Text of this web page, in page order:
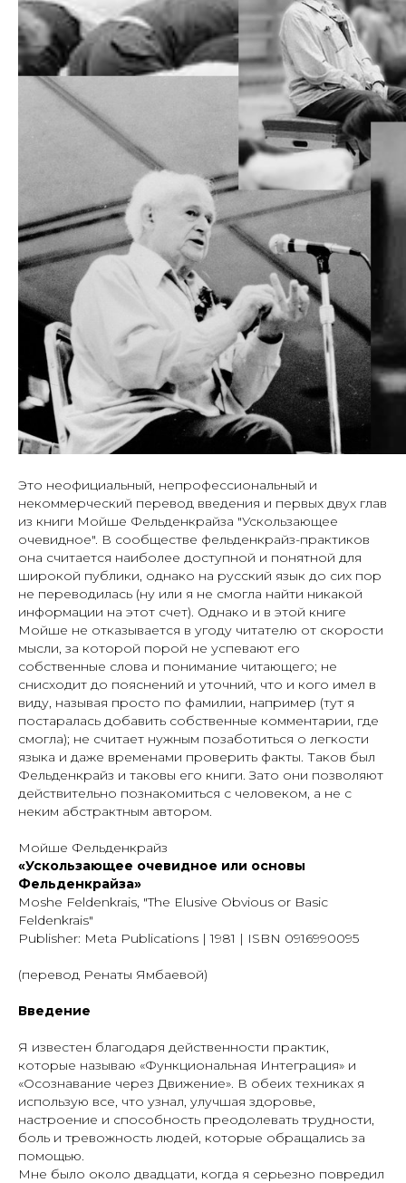
Это неофициальный, непрофессиональный и
некоммерческий перевод введения и первых двух глав
из книги Мойше Фельденкрайза "Ускользающее
очевидное". В сообществе фельденкрайз-практиков
она считается наиболее доступной и понятной для
широкой публики, однако на русский язык до сих пор
не переводилась (ну или я не смогла найти никакой
информации на этот счет). Однако и в этой книге
Мойше не отказывается в угоду читателю от скорости
мысли, за которой порой не успевают его
собственные слова и понимание читающего; не
снисходит до пояснений и уточний, что и кого имел в
виду, называя просто по фамилии, например (тут я
постаралась добавить собственные комментарии, где
смогла); не считает нужным позаботиться о легкости
языка и даже временами проверить факты. Таков был
Фельденкрайз и таковы его книги. Зато они позволяют
действительно познакомиться с человеком, а не с
неким абстрактным автором.
Мойше Фельденкрайз
«Ускользающее очевидное или основы
Фельденкрайза»
Moshe Feldenkrais, "The Elusive Obvious or Basic
Feldenkrais"
Publisher: Meta Publications | 1981 | ISBN 0916990095
(перевод Ренаты Ямбаевой)
Введение
Я известен благодаря действенности практик,
которые называю «Функциональная Интеграция» и
«Осознавание через Движение». В обеих техниках я
использую все, что узнал, улучшая здоровье,
настроение и способность преодолевать трудности,
боль и тревожность людей, которые обращались за
помощью.
Мне было около двадцати, когда я серьезно повредил